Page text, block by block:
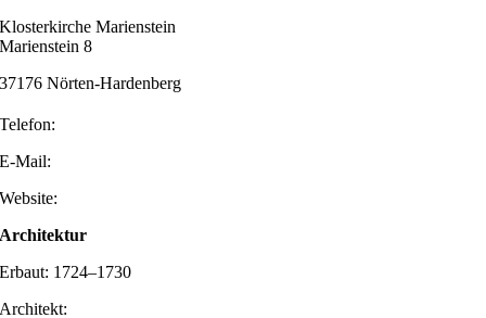
Klosterkirche Marienstein
Marienstein 8
37176 Nörten-Hardenberg
Telefon:
E-Mail:
Website:
Architektur
Erbaut: 1724–1730
Architekt: